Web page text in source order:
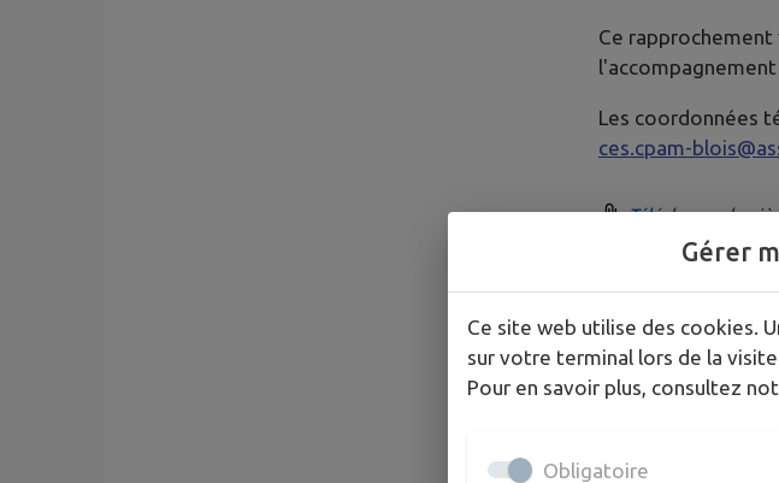
Ce
Les coordonnées
ces.cpam-
Télécharger la
Gérer
Ce site web utilise des cookies.
sur votre terminal lors de la
Pour en savoir plus, consultez
Obligatoire